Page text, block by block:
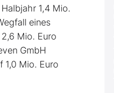
1,4 Mio.
eines
Mio. Euro
GmbH
1,0 Mio. Euro